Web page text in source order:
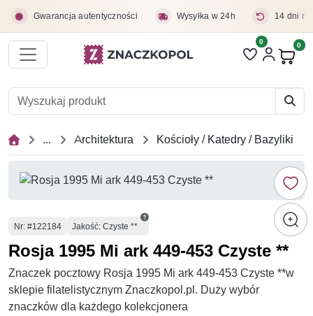
Gwarancja autentyczności Wysyłka w 24h 14 dni
Liczba pozycji
0 0
... Architektura Kościoły / Katedry / Bazyliki
Numer
Nr: #122184 Jakość: Czyste **
Rosja 1995 Mi ark 449-453 Czyste **
Znaczek pocztowy Rosja 1995 Mi ark 449-453 Czyste **w
sklepie filatelistycznym Znaczkopol.pl. Duży wybór
znaczków dla każdego kolekcjonera